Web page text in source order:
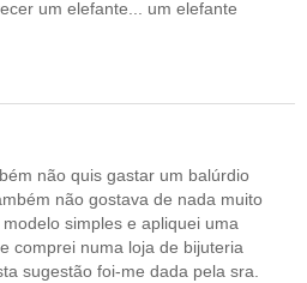
um elefante... um elefante
não quis gastar um balúrdio
não gostava de nada muito
simples e apliquei uma
comprei numa loja de bijuteria
sugestão foi-me dada pela sra.